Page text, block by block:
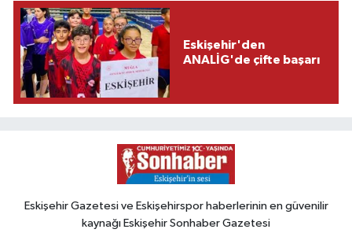
Eskişehir'den
ANALİG'de çifte başarı
Eskişehir Gazetesi ve Eskişehirspor haberlerinin en güvenilir
kaynağı Eskişehir Sonhaber Gazetesi